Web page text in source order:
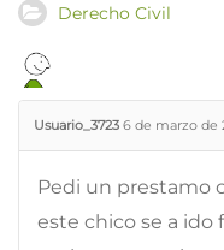
Derecho Civil
Usuario_3723 6 de marzo de
Pedi un prestamo
este chico se a ido